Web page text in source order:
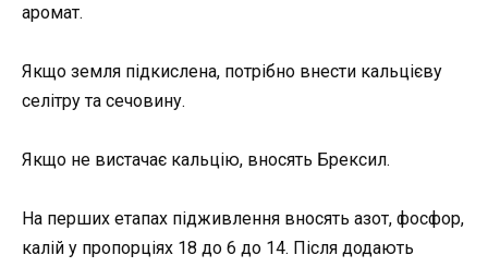
аромат.
Якщо земля підкислена, потрібно внести кальцієву
селітру та сечовину.
Якщо не вистачає кальцію, вносять Брексил.
На перших етапах підживлення вносять азот, фосфор,
калій у пропорціях 18 до 6 до 14. Після додають